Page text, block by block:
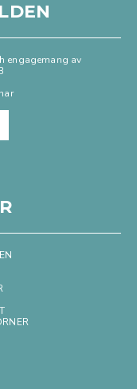
engagemang av